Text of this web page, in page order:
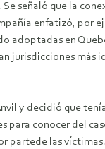
señaló que la
enfatizó, por
adoptadas en
jurisdicciones más
y decidió que
conocer del
partede las víctimas.